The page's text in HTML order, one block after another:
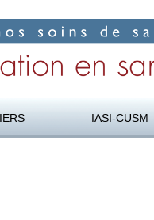
IASI-CUSM